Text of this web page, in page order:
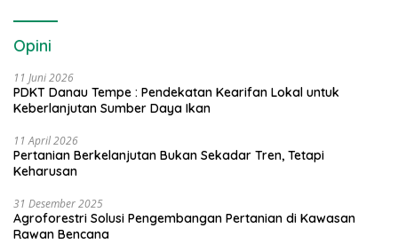
Opini
11 Juni 2026
PDKT Danau Tempe : Pendekatan Kearifan Lokal untuk
Keberlanjutan Sumber Daya Ikan
11 April 2026
Pertanian Berkelanjutan Bukan Sekadar Tren, Tetapi
Keharusan
31 Desember 2025
Agroforestri Solusi Pengembangan Pertanian di Kawasan
Rawan Bencana